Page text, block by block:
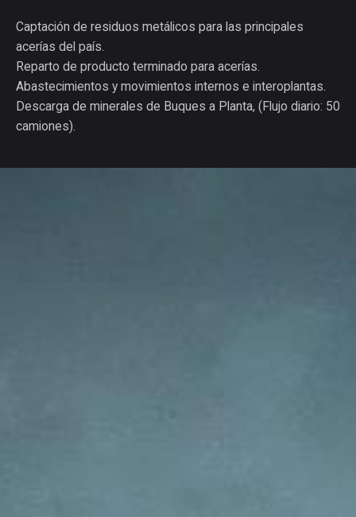
Captación de residuos metálicos para las principales
acerías del país.
Reparto de producto terminado para acerías.
Abastecimientos y movimientos internos e interoplantas.
Descarga de minerales de Buques a Planta, (Flujo diario: 50
camiones).